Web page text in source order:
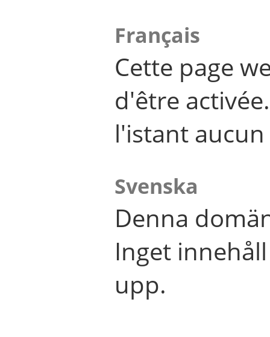
Français
Cette page
d'être
l'istant
Svenska
Denna
Inget
upp.